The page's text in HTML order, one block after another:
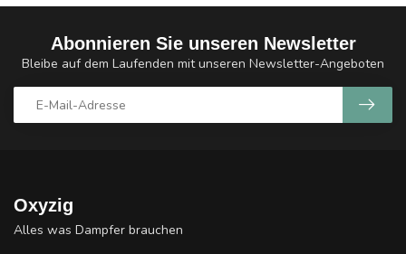
Abonnieren Sie unseren Newsletter
Bleibe auf dem Laufenden mit unseren Newsletter-Angeboten
Oxyzig
Alles was Dampfer brauchen